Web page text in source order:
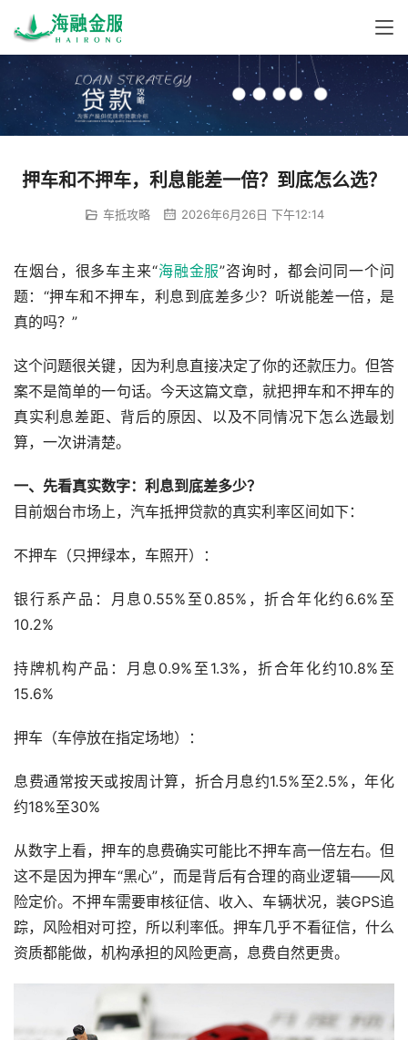
押车和不押车，利息能差一倍？到底怎么选？
车抵攻略 2026年6月26日 下午12:14
在烟台，很多车主来“海融金服”咨询时，都会问同一个问
题：“押车和不押车，利息到底差多少？听说能差一倍，是
真的吗？”
这个问题很关键，因为利息直接决定了你的还款压力。但答
案不是简单的一句话。今天这篇文章，就把押车和不押车的
真实利息差距、背后的原因、以及不同情况下怎么选最划
算，一次讲清楚。
一、先看真实数字：利息到底差多少？
目前烟台市场上，汽车抵押贷款的真实利率区间如下：
不押车（只押绿本，车照开）：
银行系产品：月息0.55%至0.85%，折合年化约6.6%至
10.2%
持牌机构产品：月息0.9%至1.3%，折合年化约10.8%至
15.6%
押车（车停放在指定场地）：
息费通常按天或按周计算，折合月息约1.5%至2.5%，年化
约18%至30%
从数字上看，押车的息费确实可能比不押车高一倍左右。但
这不是因为押车“黑心”，而是背后有合理的商业逻辑——风
险定价。不押车需要审核征信、收入、车辆状况，装GPS追
踪，风险相对可控，所以利率低。押车几乎不看征信，什么
资质都能做，机构承担的风险更高，息费自然更贵。